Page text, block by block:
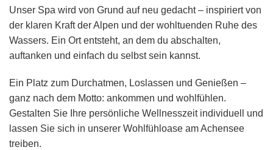
Unser Spa wird von Grund auf neu gedacht – inspiriert von
der klaren Kraft der Alpen und der wohltuenden Ruhe des
Wassers. Ein Ort entsteht, an dem du abschalten,
auftanken und einfach du selbst sein kannst.
Ein Platz zum Durchatmen, Loslassen und Genießen –
ganz nach dem Motto: ankommen und wohlfühlen.
Gestalten Sie Ihre persönliche Wellnesszeit individuell und
lassen Sie sich in unserer Wohlfühloase am Achensee
treiben.